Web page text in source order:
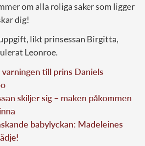
om alla roliga saker som ligger
dig!
likt prinsessan Birgitta,
Leonroe.
varningen till prins Daniels
skiljer sig – maken påkommen
babylyckan: Madeleines